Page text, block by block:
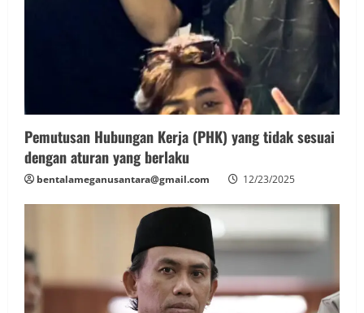
Pemutusan Hubungan Kerja (PHK) yang tidak sesuai
dengan aturan yang berlaku
bentalameganusantara@gmail.com 12/23/2025